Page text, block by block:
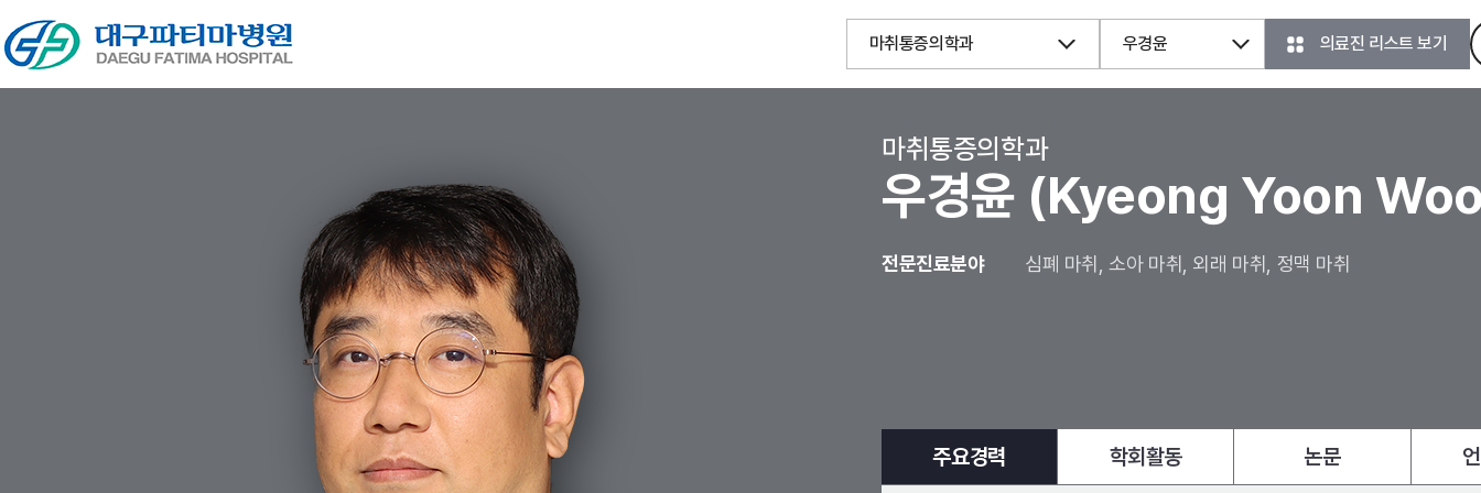
마취통증의학과 우경윤 의료진 리스트 보기
마취통증의학과
우경윤 (Kyeong Yoon
전문진료분야 심폐 마취, 소아 마취, 외래 마취, 정맥 마취
주요경력 학회활동 논문